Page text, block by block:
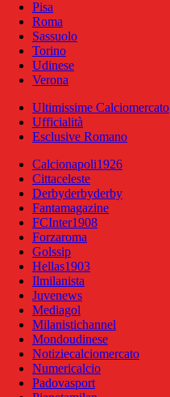
Pisa
Roma
Sassuolo
Torino
Udinese
Verona
Ultimissime Calciomercato
Ufficialità
Esclusive Romano
Calcionapoli1926
Cittaceleste
Derbyderbyderby
Fantamagazine
FCInter1908
Forzaroma
Golssip
Hellas1903
Ilmilanista
Juvenews
Mediagol
Milanistichannel
Mondoudinese
Notiziecalciomercato
Numericalcio
Padovasport